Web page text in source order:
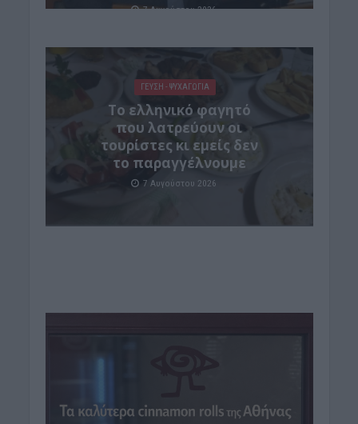
7 Αυγούστου 2026
ΓΕΎΣΗ - ΨΥΧΑΓΩΓΊΑ
Το ελληνικό φαγητό
που λατρεύουν οι
τουρίστες κι εμείς δεν
το παραγγέλνουμε
7 Αυγούστου 2026